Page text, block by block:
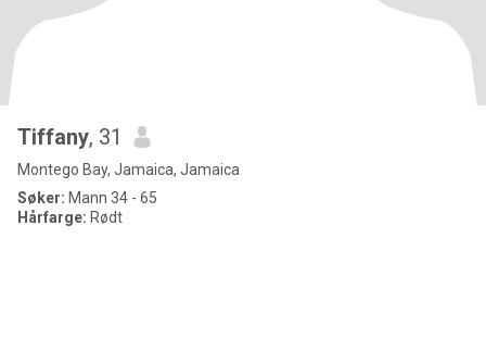
Tiffany, 31
Montego Bay, Jamaica, Jamaica
Søker: Mann 34 - 65
Hårfarge: Rødt